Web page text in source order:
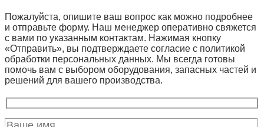
Пожалуйста, опишите ваш вопрос как можно подробнее
и отправьте форму. Наш менеджер оперативно свяжется
с вами по указанным контактам. Нажимая кнопку
«Отправить», вы подтверждаете согласие с политикой
обработки персональных данных. Мы всегда готовы
помочь вам с выбором оборудования, запасных частей и
решений для вашего производства.